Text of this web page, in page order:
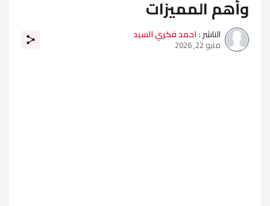
وأهم المميزات
الناشر :احمد فكري السيد
مايو 22, 2026